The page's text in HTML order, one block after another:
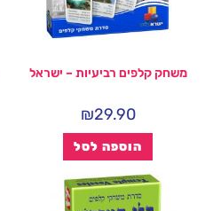
משחק קלפים רביעיות – ישראל
₪29.90
הוספה לסל